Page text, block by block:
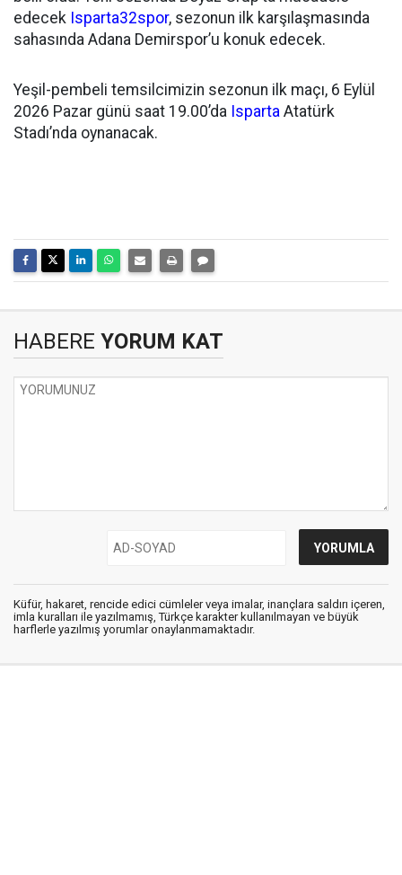
edecek Isparta32spor, sezonun ilk karşılaşmasında
sahasında Adana Demirspor’u konuk edecek.
Yeşil-pembeli temsilcimizin sezonun ilk maçı, 6 Eylül
2026 Pazar günü saat 19.00’da Isparta Atatürk
Stadı’nda oynanacak.
HABERE YORUM KAT
Küfür, hakaret, rencide edici cümleler veya imalar, inançlara saldırı içeren,
imla kuralları ile yazılmamış, Türkçe karakter kullanılmayan ve büyük
harflerle yazılmış yorumlar onaylanmamaktadır.